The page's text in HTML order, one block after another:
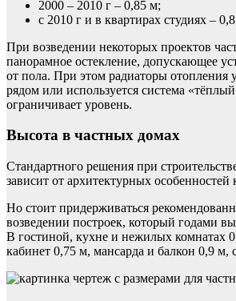
2000 – 2010 г – 0,85 м;
с 2010 г и в квартирах студиях –
При возведении некоторых проектов
панорамное остекление, допускающее
от пола. При этом радиаторы отопления
рядом или используется система
ограничивает уровень.
Высота в частных домах
Стандартного решения при
зависит от архитектурных особенностей
Но стоит придерживаться
возведении построек, который годами
В гостиной, кухне и нежилых комнатах
кабинет 0,75 м, мансарда и балкон 0,9 м,